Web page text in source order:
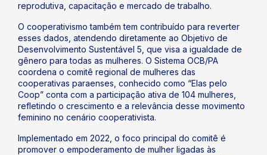
reprodutiva, capacitação e mercado de trabalho.
O cooperativismo também tem contribuído para reverter
esses dados, atendendo diretamente ao Objetivo de
Desenvolvimento Sustentável 5, que visa a igualdade de
gênero para todas as mulheres. O Sistema OCB/PA
coordena o comitê regional de mulheres das
cooperativas paraenses, conhecido como “Elas pelo
Coop” conta com a participação ativa de 104 mulheres,
refletindo o crescimento e a relevância desse movimento
feminino no cenário cooperativista.
Implementado em 2022, o foco principal do comitê é
promover o empoderamento de mulher ligadas às